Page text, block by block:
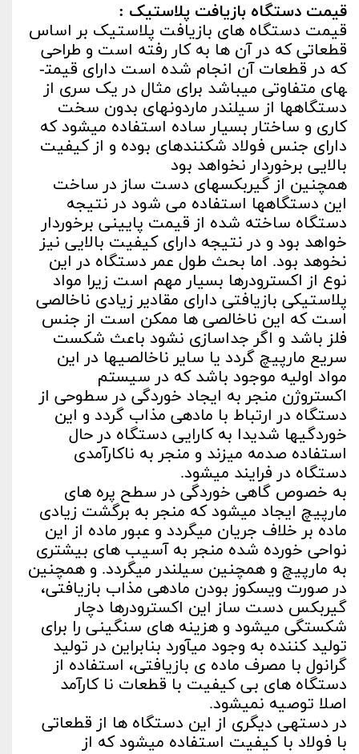
قیمت دستگاه بازیافت پلاستیک :
قیمت دستگاه های بازیافت پلاستیک بر اساس
قطعاتی که در آن ها به کار رفته است و طراحی
که در قطعات آن انجام شده است دارای قیمت­
های متفاوتی می­باشد برای مثال در یک سری از
دستگاه­ها از سیلندر ماردون­های بدون سخت
کاری و ساختار بسیار ساده استفاده می­شود که
دارای جنس فولاد شکننده­ای بوده و از کیفیت
بالایی برخوردار نخواهد بود
همچنین از گیربکس­های دست ساز در ساخت
این دستگاه­ها استفاده می­ شود در نتیجه
دستگاه ساخته شده از قیمت پایینی برخوردار
خواهد بود و در نتیجه دارای کیفیت بالایی نیز
نخوهد بود. اما بحث طول عمر دستگاه در این
نوع از اکسترودرها بسیار مهم است زیرا مواد
پلاستیکی بازیافتی دارای مقادیر زیادی ناخالصی
است که این ناخالصی ­ها ممکن است از جنس
فلز باشد و اگر جداسازی نشود باعث شکست
سریع مارپیچ گردد یا سایر ناخالصی­ها در این
مواد اولیه موجود باشد که در سیستم
اکستروژن منجر به ایجاد خوردگی در سطوحی از
دستگاه در ارتباط با ماده­ی مذاب گردد و این
خوردگی­ها شدیدا به کارایی دستگاه در حال
استفاده صدمه می­زند و منجر به ناکارآمدی
دستگاه در فرایند می­شود.
به خصوص گاهی خوردگی در سطح پره­ های
مارپیچ ایجاد می­شود که منجر به برگشت زیادی
ماده بر خلاف جریان می­گردد و عبور ماده از این
نواحی خورده شده منجر به آسیب ­های بیشتری
به مارپیچ و همچنین سیلندر می­گردد. و همچنین
در صورت ویسکوز بودن ماده­ی مذاب بازیافتی،
گیربکس دست ساز این اکسترودرها دچار
شکستگی می­شود و هزینه­ های سنگینی را برای
تولید کننده به وجود می­آورد بنابراین در تولید
گرانول با مصرف ماده ی بازیافتی، استفاده از
دستگاه های بی کیفیت با قطعات نا کارآمد
اصلا توصیه نمی­شود.
در دسته­ی دیگری از این دستگاه ها از قطعاتی
با فولاد با کیفیت استفاده می­شود که از